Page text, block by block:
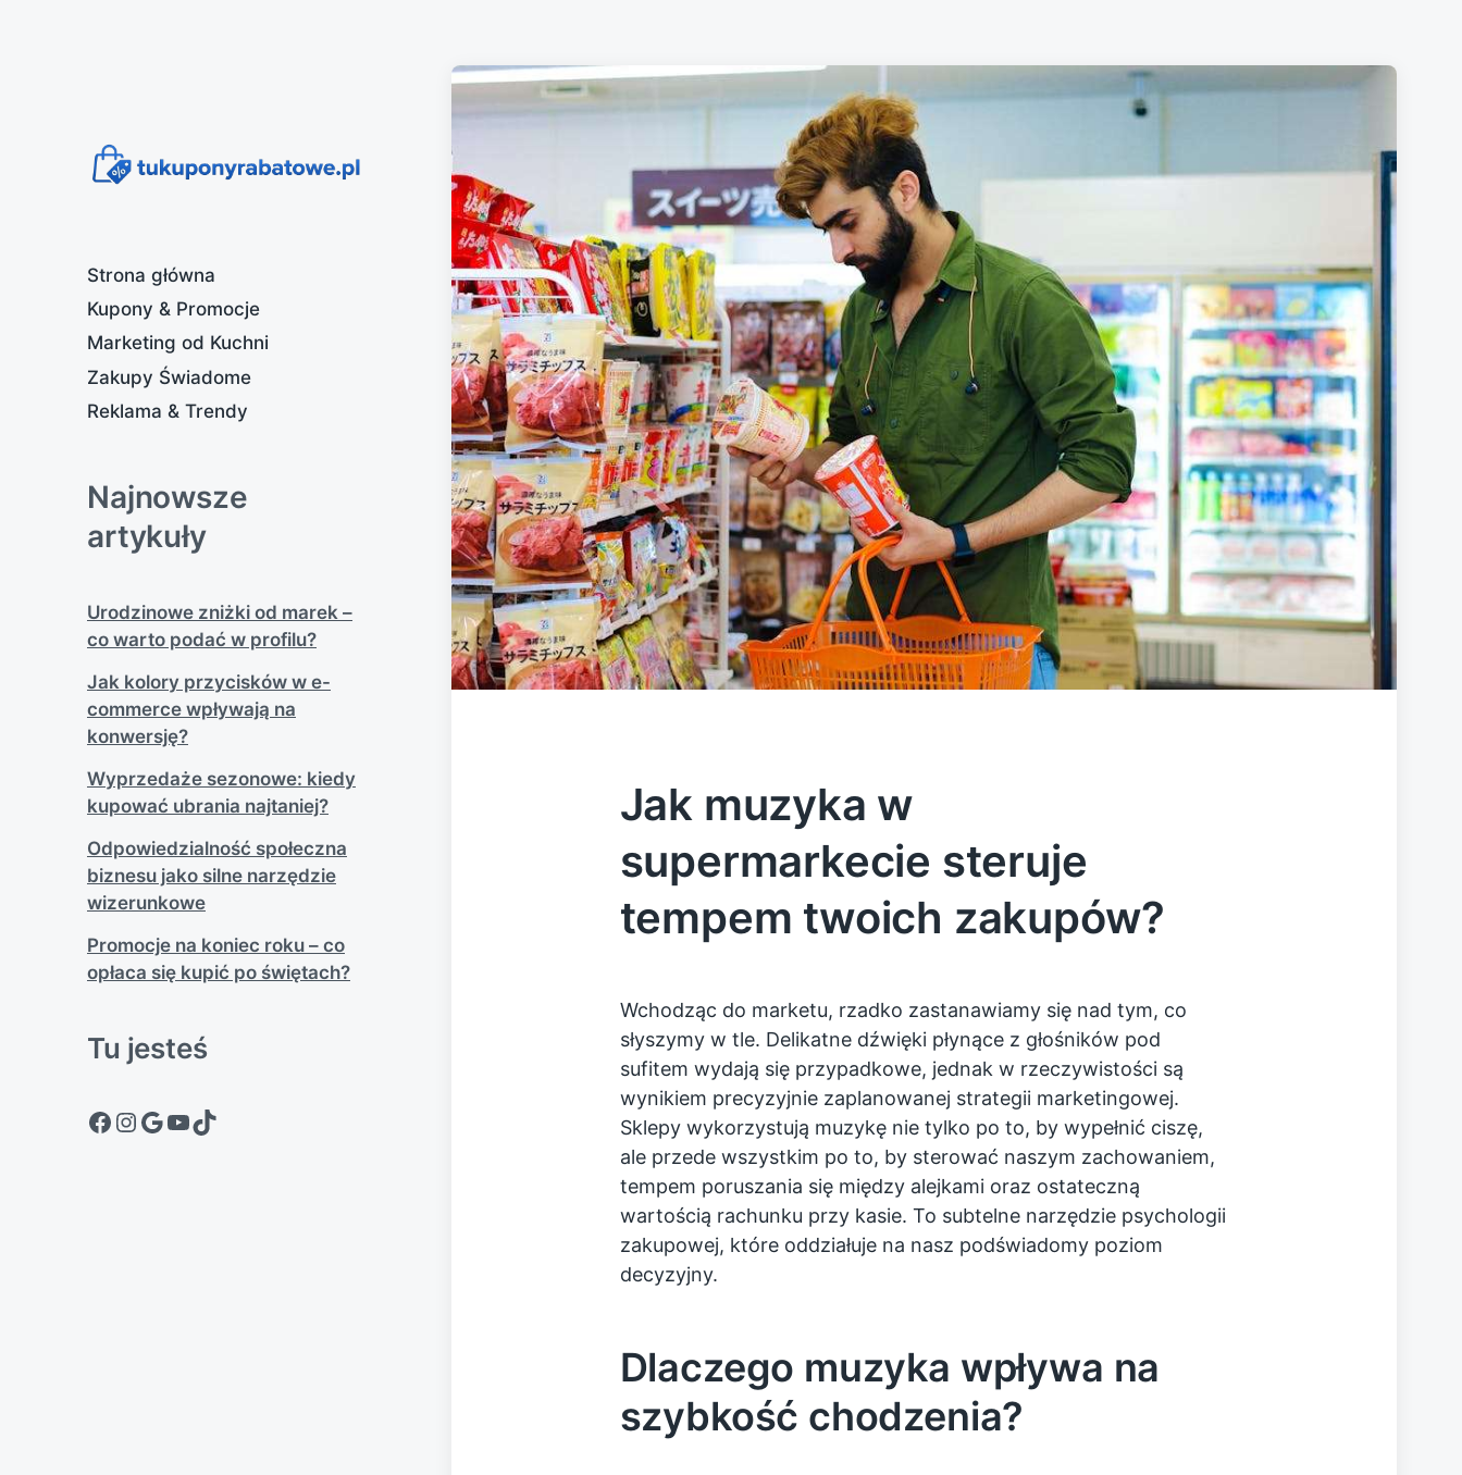
Strona główna
Kupony & Promocje
Marketing od Kuchni
Zakupy Świadome
Reklama & Trendy
Najnowsze
artykuły
Urodzinowe zniżki od marek –
co warto podać w profilu?
Jak kolory przycisków w e-
commerce wpływają na
konwersję?
Wyprzedaże sezonowe: kiedy
kupować ubrania najtaniej?
Odpowiedzialność społeczna
biznesu jako silne narzędzie
wizerunkowe
Promocje na koniec roku – co
opłaca się kupić po świętach?
Tu jesteś
Facebook Instagram Google YouTube TikTok
Jak muzyka w
supermarkecie steruje
tempem twoich zakupów?
Wchodząc do marketu, rzadko zastanawiamy się nad tym, co
słyszymy w tle. Delikatne dźwięki płynące z głośników pod
sufitem wydają się przypadkowe, jednak w rzeczywistości są
wynikiem precyzyjnie zaplanowanej strategii marketingowej.
Sklepy wykorzystują muzykę nie tylko po to, by wypełnić ciszę,
ale przede wszystkim po to, by sterować naszym zachowaniem,
tempem poruszania się między alejkami oraz ostateczną
wartością rachunku przy kasie. To subtelne narzędzie psychologii
zakupowej, które oddziałuje na nasz podświadomy poziom
decyzyjny.
Dlaczego muzyka wpływa na
szybkość chodzenia?